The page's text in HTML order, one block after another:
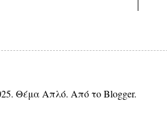
Θέμα Απλό. Από τοBlogger.